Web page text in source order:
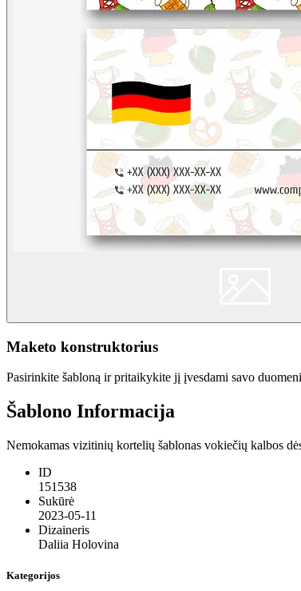
Maketo konstruktorius
Pasirinkite šabloną ir pritaikykite jį įvesdami savo
Šablono Informacija
Nemokamas vizitinių kortelių šablonas vokiečių kalbos
ID
151538
Sukūrė
2023-05-11
Dizaineris
Daliia Holovina
Kategorijos